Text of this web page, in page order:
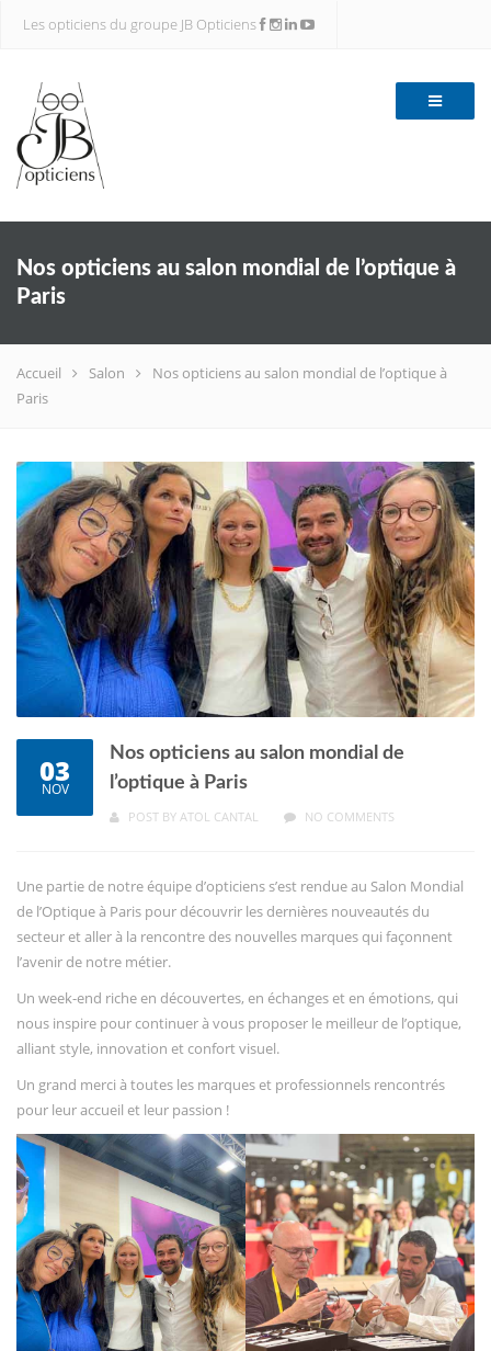
Les opticiens du groupe JB Opticiens
Nos opticiens au salon mondial de l’optique à
Paris
Accueil Salon
Nos opticiens au salon mondial de l’optique à
Paris
03
NOV
Nos opticiens au salon mondial de
l’optique à Paris
POST BY ATOL CANTAL NO COMMENTS
Une partie de notre équipe d’opticiens s’est rendue au Salon Mondial
de l’Optique à Paris pour découvrir les dernières nouveautés du
secteur et aller à la rencontre des nouvelles marques qui façonnent
l’avenir de notre métier.
Un week-end riche en découvertes, en échanges et en émotions, qui
nous inspire pour continuer à vous proposer le meilleur de l’optique,
alliant style, innovation et confort visuel.
Un grand merci à toutes les marques et professionnels rencontrés
pour leur accueil et leur passion !